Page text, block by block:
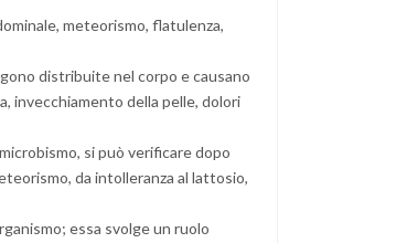
meteorismo, flatulenza,
distribuite nel corpo e causano
invecchiamento della pelle, dolori
si può verificare dopo
da intolleranza al lattosio,
essa svolge un ruolo